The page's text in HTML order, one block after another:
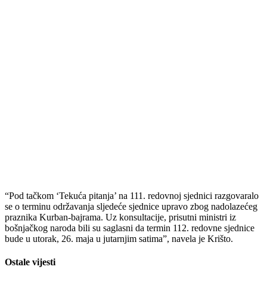
“Pod tačkom ‘Tekuća pitanja’ na 111. redovnoj sjednici razgovaralo
se o terminu održavanja sljedeće sjednice upravo zbog nadolazećeg
praznika Kurban-bajrama. Uz konsultacije, prisutni ministri iz
bošnjačkog naroda bili su saglasni da termin 112. redovne sjednice
bude u utorak, 26. maja u jutarnjim satima”, navela je Krišto.
Ostale vijesti